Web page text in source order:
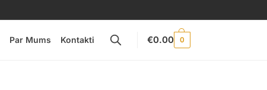
Par Mums Kontakti €0.00 0